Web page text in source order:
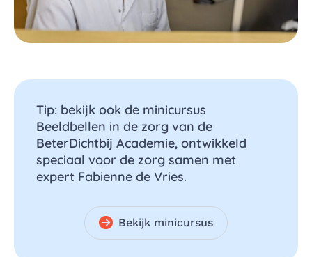
Tip: bekijk ook de minicursus
Beeldbellen in de zorg van de
BeterDichtbij Academie, ontwikkeld
speciaal voor de zorg samen met
expert Fabienne de Vries.
Bekijk minicursus